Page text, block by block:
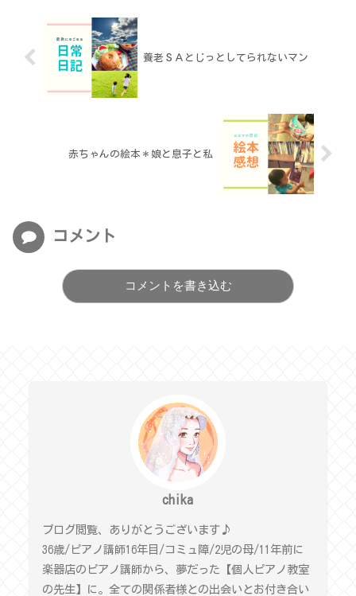
養老ＳＡとじっとしてられないマン
赤ちゃんの絵本＊娘と息子と私
コメント
コメントを書き込む
chika
ブログ閲覧、ありがとうございます♪
36歳/ピアノ講師16年目/コミュ障/2児の母/11年前に
楽器店のピアノ講師から、夢だった【個人ピアノ教室
の先生】に。全ての関係者様との出会いとお付き合い